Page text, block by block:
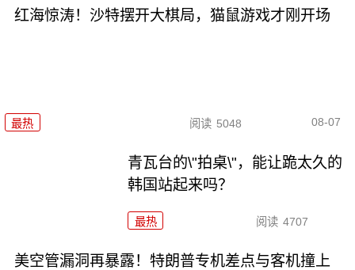
红海惊涛！沙特摆开大棋局，猫鼠游戏才刚开场
最热 阅读 5048 08-07
青瓦台的\"拍桌\"，能让跪太久的
韩国站起来吗？
最热 阅读 4707
美空管漏洞再暴露！特朗普专机差点与客机撞上